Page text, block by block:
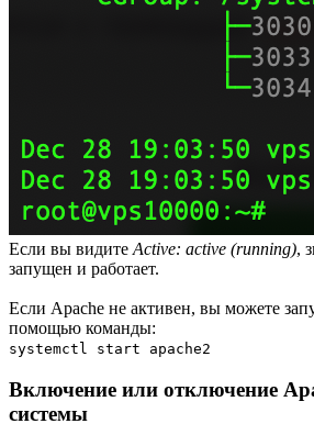
Если вы видите Active: active (running),
запущен и работает.
Если Apache не активен, вы можете
помощью команды:
systemctl start apache2
Включение или отключение
системы